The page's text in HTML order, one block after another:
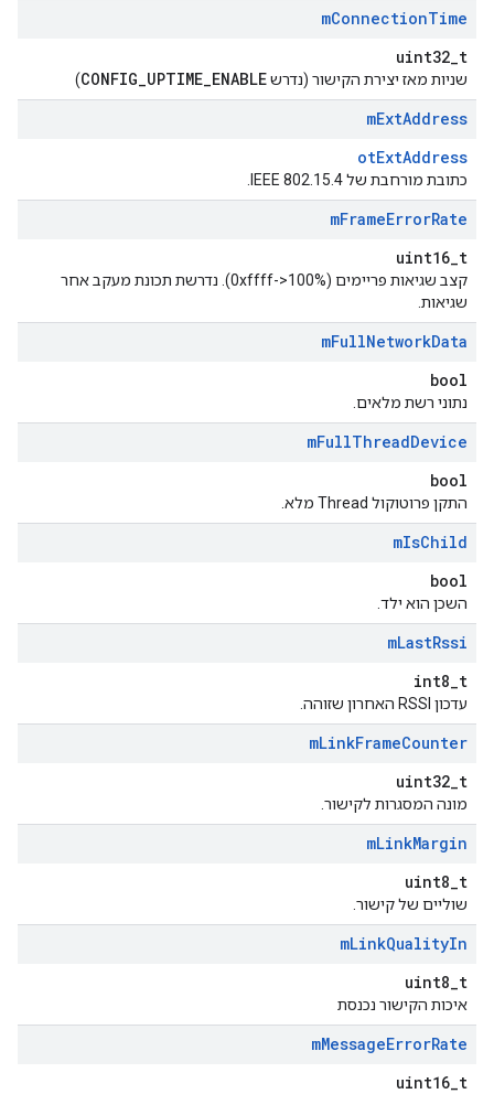
mConnectionTime
uint32_t
שניות מאז יצירת הקישור (נדרשCONFIG_UPTIME_ENABLE
)
mExtAddress
otExtAddress
כתובת מורחבת של IEEE 802.15.4.
mFrameErrorRate
uint16_t
קצב שגיאות פריימים (0xffff->100%). נדרשת תכונת מעקב אחר
שגיאות.
mFullNetworkData
bool
נתוני רשת מלאים.
mFullThreadDevice
bool
התקן פרוטוקול Thread מלא.
mIsChild
bool
השכן הוא ילד.
mLastRssi
int8_t
עדכון RSSI האחרון שזוהה.
mLinkFrameCounter
uint32_t
מונה המסגרות לקישור.
mLinkMargin
uint8_t
שוליים של קישור.
mLinkQualityIn
uint8_t
איכות הקישור נכנסת
mMessageErrorRate
uint16_t